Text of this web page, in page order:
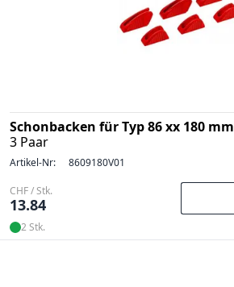
Schonbacken für Typ 86 xx 180 mm
3 Paar
Artikel-Nr: 8609180V01
CHF / Stk.
13.84
2 Stk.